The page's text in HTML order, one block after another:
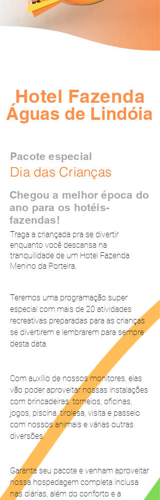
Hotel Fazenda
Águas de Lindóia
Pacote especial
Dia das Crianças
Chegou a melhor época do
ano para os hotéis-
fazendas!
Traga a criançada pra se divertir
enquanto você descansa na
tranquilidade de um Hotel Fazenda
Menino da Porteira.
Teremos uma programação super
especial com mais de 20 atividades
recreativas preparadas para as crianças
se divertirem e lembrarem para sempre
desta data.
Com auxílio de nossos monitores, elas
vão poder aproveitar nossas instalações
com brincadeiras, torneios, oficinas,
jogos, piscina, tirolesa, visita e passeio
com nossos animais e várias outras
diversões.
Garanta seu pacote e venham aproveitar
nossa hospedagem completa inclusa
nas diárias, além do conforto e a